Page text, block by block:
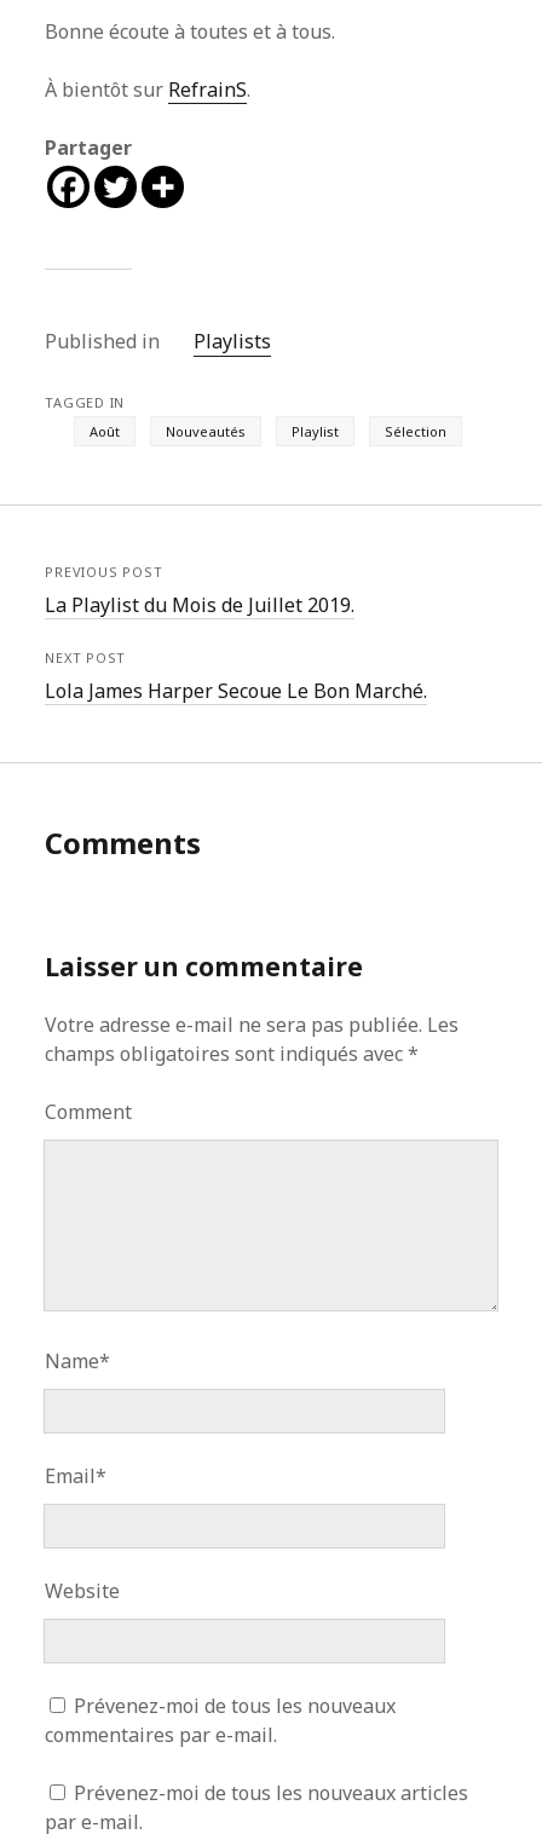
Bonne écoute à toutes et à tous.
À bientôt sur RefrainS.
Partager
Published in Playlists
TAGGED IN
Août
Nouveautés Playlist Sélection
PREVIOUS POST
La Playlist du Mois de Juillet 2019.
NEXT POST
Lola James Harper Secoue Le Bon Marché.
Comments
Laisser un commentaire
Votre adresse e-mail ne sera pas publiée. Les
champs obligatoires sont indiqués avec*
Comment
Name*
Email*
Website
Prévenez-moi de tous les nouveaux
commentaires par e-mail.
Prévenez-moi de tous les nouveaux articles
par e-mail.